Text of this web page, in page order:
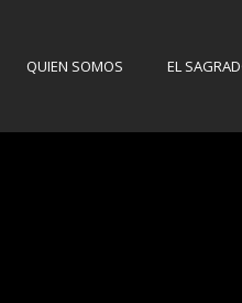
QUIEN SOMOS EL